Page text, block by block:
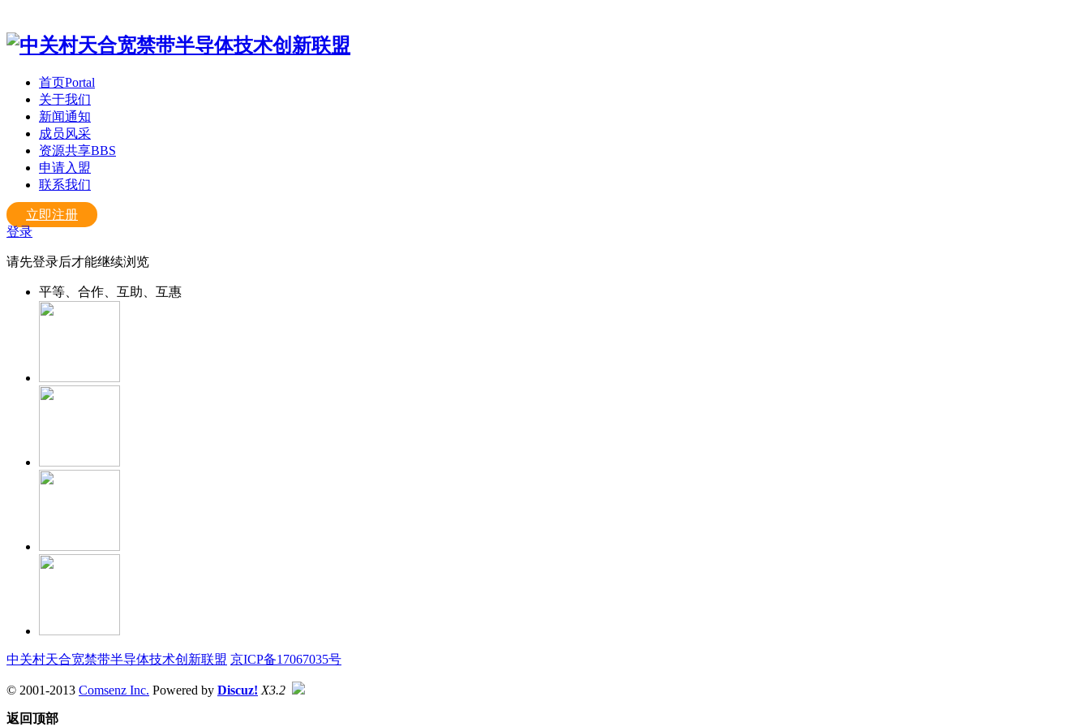
首页Portal
关于我们
新闻通知
成员风采
资源共享BBS
申请入盟
联系我们
立即注册
登录
请先登录后才能继续浏览
平等、合作、互助、互惠
中关村天合宽禁带半导体技术创新联盟 京ICP备17067035号
© 2001-2013 Comsenz Inc. Powered by Discuz! X3.2
返回顶部